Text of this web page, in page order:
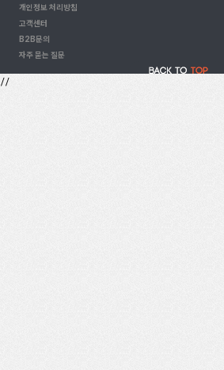
개인정보 처리방침
고객센터
B2B문의
자주 묻는 질문
//